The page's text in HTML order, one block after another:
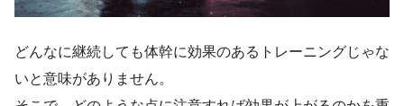
どんなに継続しても体幹に効果のあるトレーニングじゃな
いと意味がありません。